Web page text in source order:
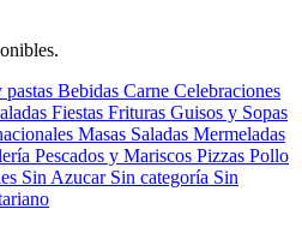
Bebidas Carne Celebraciones
Fiestas Frituras Guisos y Sopas
Masas Saladas Mermeladas
Pescados y Mariscos Pizzas Pollo
Sin Azucar Sin categoría Sin